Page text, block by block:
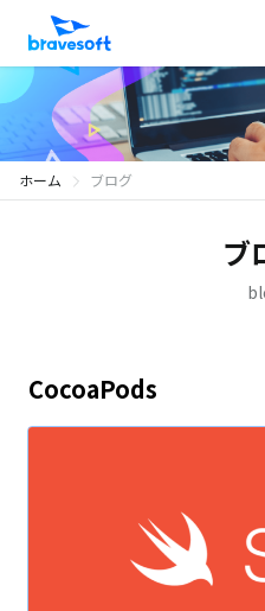
ホーム ブログ
ブ
CocoaPods